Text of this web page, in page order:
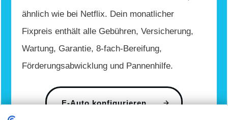
ähnlich wie bei Netflix. Dein monatlicher
Fixpreis enthält alle Gebühren, Versicherung,
Wartung, Garantie, 8-fach-Bereifung,
Förderungsabwicklung und Pannenhilfe.
E-Auto konfigurieren